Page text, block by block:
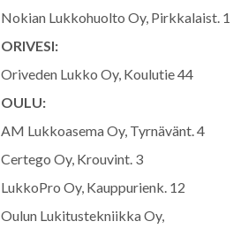
Nokian Lukkohuolto Oy, Pirkkalaist. 1
ORIVESI:
Oriveden Lukko Oy, Koulutie 44
OULU:
AM Lukkoasema Oy, Tyrnävänt. 4
Certego Oy, Krouvint. 3
LukkoPro Oy, Kauppurienk. 12
Oulun Lukitustekniikka Oy,